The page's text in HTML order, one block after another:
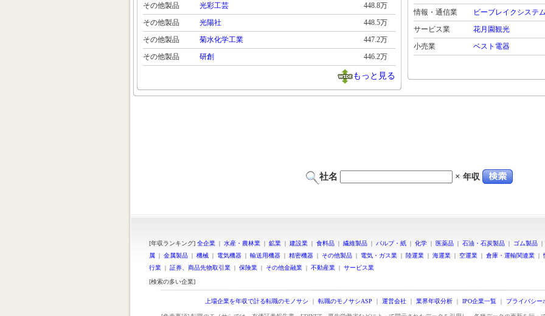
その他製品
光彩工芸
448.8万
その他製品
光陽社
448.5万
その他製品
菊水化学工業
447.2万
その他製品
研創 446.2万
もっと見る
情報・通信業
ビーブレイクシステ
サービス業
花月園観光
小売業
ベスト電器
社名 × 年収
[年収ランキング] 全企業 | 水産・農林業 | 鉱業 | 建設業 | 食料品 | 繊維製品 | パルプ・紙 | 化学 | 医薬品 | 石油・石炭製品 | ゴム製品
属 | 金属製品 | 機械 | 電気機器 | 輸送用機器 | 精密機器 | その他製品 | 電気・ガス業 | 陸運業 | 海運業 | 空運業 | 倉庫・運輸関連業 |
行業 | 証券、商品先物取引業 | 保険業 | その他金融業 | 不動産業 | サービス業
[検索の多い企業]
上場企業を年収で計る転職のモノサシ ｜ 転職のモノサシASP ｜ 運営会社 ｜ 業界年収分析 ｜ IPO企業一覧 ｜ プライバシー